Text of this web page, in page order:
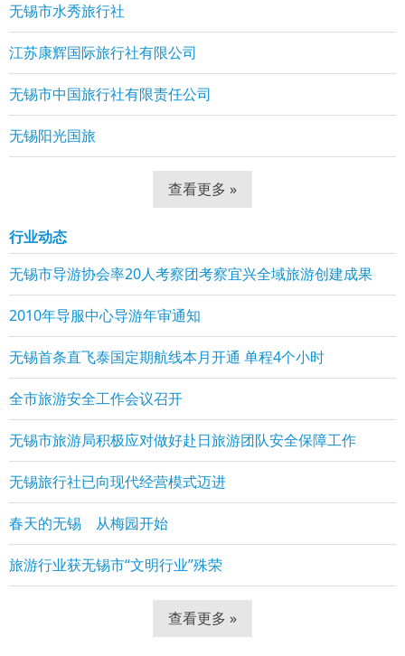
无锡市水秀旅行社
江苏康辉国际旅行社有限公司
无锡市中国旅行社有限责任公司
无锡阳光国旅
查看更多 »
行业动态
无锡市导游协会率20人考察团考察宜兴全域旅游创建成果
2010年导服中心导游年审通知
无锡首条直飞泰国定期航线本月开通 单程4个小时
全市旅游安全工作会议召开
无锡市旅游局积极应对做好赴日旅游团队安全保障工作
无锡旅行社已向现代经营模式迈进
春天的无锡 从梅园开始
旅游行业获无锡市“文明行业”殊荣
查看更多 »